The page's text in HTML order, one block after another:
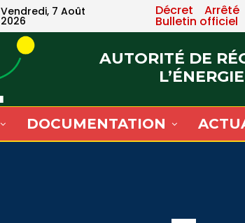
Vendredi, 7 Août
2026
Décret Arrêté
Bulletin officiel
AUTORITÉ DE
DOCUMENTATION